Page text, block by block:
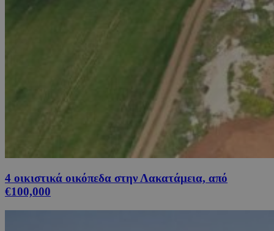
4 οικιστικά οικόπεδα στην Λακατάμεια, από
€100,000